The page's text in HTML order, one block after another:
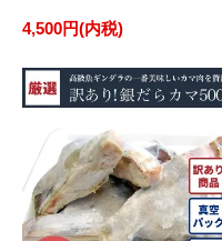
4,500円(内税)